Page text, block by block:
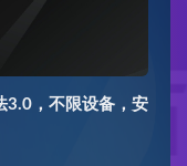
3.0，不限设备，安